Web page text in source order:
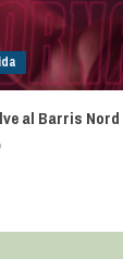
al Barris Nord